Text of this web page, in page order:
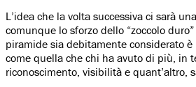
L’idea che la volta successiva ci sarà
comunque lo sforzo dello “zoccolo
piramide sia debitamente considerato è
come quella che chi ha avuto di più, in
riconoscimento, visibilità e quant’altro,